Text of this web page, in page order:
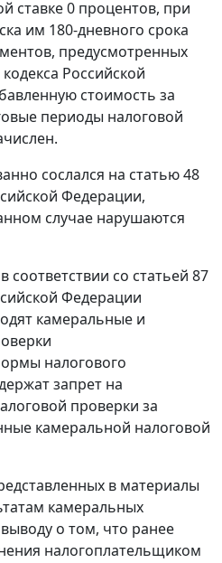
ставке 0 процентов, при
им 180-дневного срока
предусмотренных
Российской
стоимость за
периоды налоговой
сослался на статью 48
Федерации,
случае нарушаются
соответствии со статьей 87
Федерации
камеральные и
налогового
запрет на
проверки за
камеральной налоговой
в материалы
камеральных
о том, что ранее
налогоплательщиком